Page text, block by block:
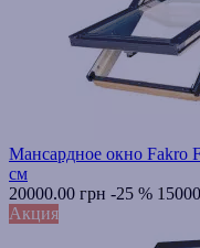
Мансардное окно Fakro
см
20000.00 грн -25 %
Акция